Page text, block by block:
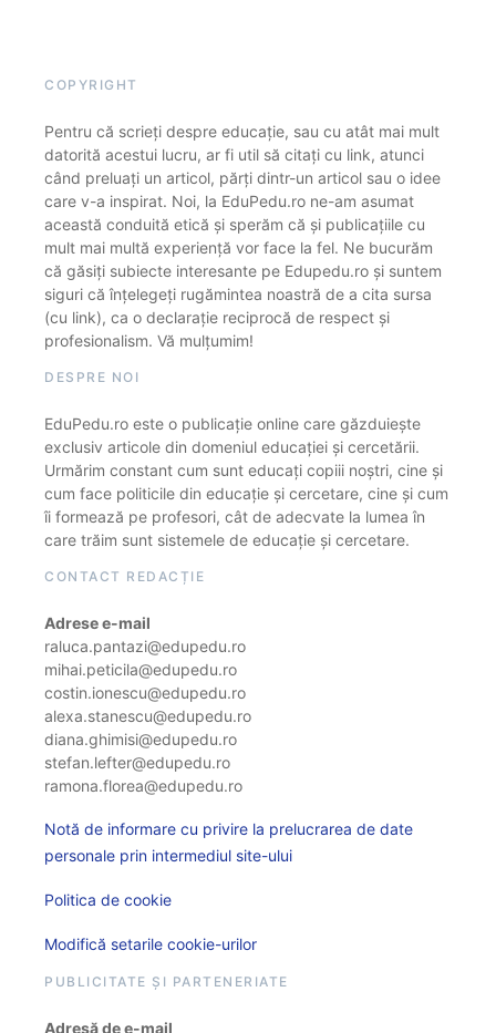
COPYRIGHT
Pentru că scrieți despre educație, sau cu atât mai mult
datorită acestui lucru, ar fi util să citați cu link, atunci
când preluați un articol, părți dintr-un articol sau o idee
care v-a inspirat. Noi, la EduPedu.ro ne-am asumat
această conduită etică și sperăm că și publicațiile cu
mult mai multă experiență vor face la fel. Ne bucurăm
că găsiți subiecte interesante pe Edupedu.ro și suntem
siguri că înțelegeți rugămintea noastră de a cita sursa
(cu link), ca o declarație reciprocă de respect și
profesionalism. Vă mulțumim!
DESPRE NOI
EduPedu.ro este o publicație online care găzduiește
exclusiv articole din domeniul educației și cercetării.
Urmărim constant cum sunt educați copiii noștri, cine și
cum face politicile din educație și cercetare, cine și cum
îi formează pe profesori, cât de adecvate la lumea în
care trăim sunt sistemele de educație și cercetare.
CONTACT REDACȚIE
Adrese e-mail
raluca.pantazi@edupedu.ro
mihai.peticila@edupedu.ro
costin.ionescu@edupedu.ro
alexa.stanescu@edupedu.ro
diana.ghimisi@edupedu.ro
stefan.lefter@edupedu.ro
ramona.florea@edupedu.ro
Notă de informare cu privire la prelucrarea de date
personale prin intermediul site-ului
Politica de cookie
Modifică setarile cookie-urilor
PUBLICITATE ȘI PARTENERIATE
Adresă de e-mail